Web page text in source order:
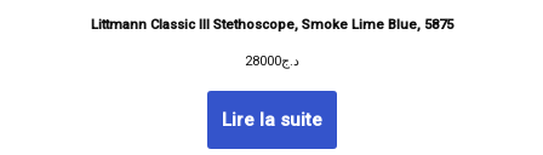
Littmann Classic III Stethoscope, Smoke Lime Blue, 5875
د.ج28000
Lire la suite